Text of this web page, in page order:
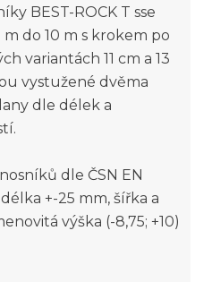
BEST-ROCK T sse
do 10 m s krokem po
variantách 11 cm a 13
vystužené dvěma
dle délek a
dle ČSN EN
+-25 mm, šířka a
výška (-8,75; +10)